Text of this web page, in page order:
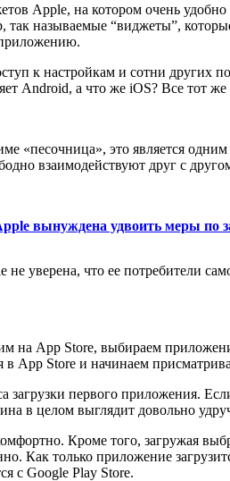
Apple, на котором очень
так называемые “виджеты”,
к настройкам и сотни других
Android, а что же iOS? Все тот
«песочница», это является
взаимодействуют друг с
вынуждена удвоить меры по
не уверена, что ее потребители
на App Store, выбираем
App Store и начинаем
первого приложения.
в целом выглядит довольно
Кроме того, загружая
Как только приложение
с Google Play Store.